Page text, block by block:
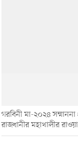
গরবিনী মা-২০২৪ সম্মাননা
রাজধানীর মহাখালীর